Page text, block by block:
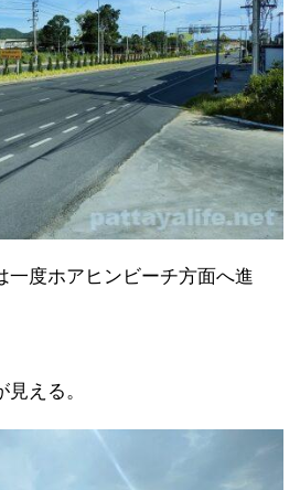
一度ホアヒンビーチ方面へ進
える。